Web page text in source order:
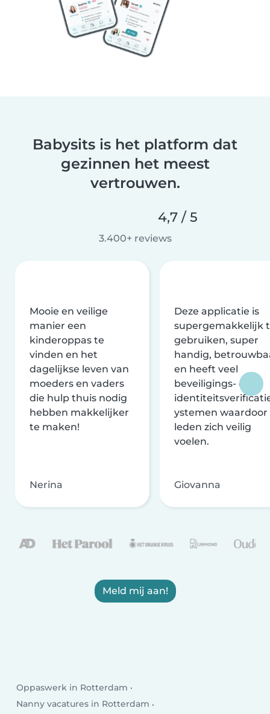
Babysits is het platform dat
gezinnen het meest
vertrouwen.
4,7 / 5
3.400+ reviews
Mooie en veilige
manier een
kinderoppas te
vinden en het
dagelijkse leven van
moeders en vaders
die hulp thuis nodig
hebben makkelijker
te maken!
Nerina
Deze applicatie is
supergemakkelijk
gebruiken, super
handig,
en heeft veel
beveiligings- en
ystemen waardoor
leden zich veilig
voelen.
Giovanna
Meld mij aan!
Oppaswerk in Rotterdam
Nanny vacatures in Rotterdam